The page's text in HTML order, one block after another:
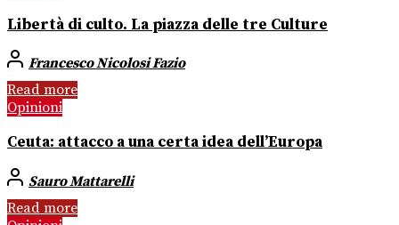
Libertà di culto. La piazza delle tre Culture
Francesco Nicolosi Fazio
Read more
Opinioni
Ceuta: attacco a una certa idea dell’Europa
Sauro Mattarelli
Read more